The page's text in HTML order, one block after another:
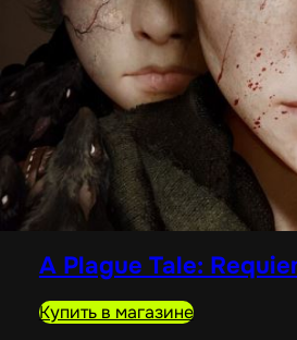
A Plague Tale:
Купить в магазине